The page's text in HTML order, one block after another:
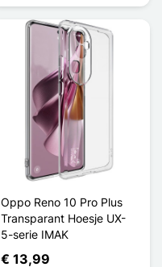
Oppo Reno 10 Pro Plus
Transparant Hoesje UX-
5-serie IMAK
€ 13,99